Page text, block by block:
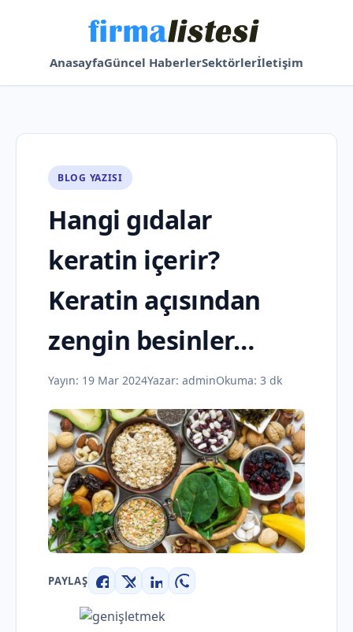
AnasayfaGüncel HaberlerSektörlerİletişim
BLOG YAZISI
Hangi gıdalar
keratin içerir?
Keratin açısından
zengin besinler…
Yayın: 19 Mar 2024Yazar: adminOkuma: 3 dk
PAYLAŞ
Facebook
X LinkedInWhatsApp